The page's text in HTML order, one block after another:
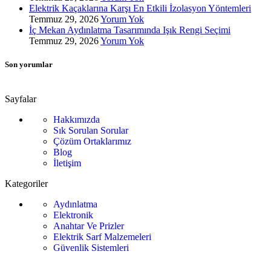
Elektrik Kaçaklarına Karşı En Etkili İzolasyon Yöntemleri
Temmuz 29, 2026Yorum Yok
İç Mekan Aydınlatma Tasarımında Işık Rengi Seçimi
Temmuz 29, 2026Yorum Yok
Son yorumlar
Sayfalar
Hakkımızda
Sık Sorulan Sorular
Çözüm Ortaklarımız
Blog
İletişim
Kategoriler
Aydınlatma
Elektronik
Anahtar Ve Prizler
Elektrik Sarf Malzemeleri
Güvenlik Sistemleri